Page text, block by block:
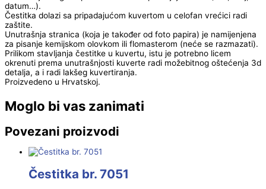
datum…).
Čestitka dolazi sa pripadajućom kuvertom u celofan vrećici radi
zaštite.
Unutrašnja stranica (koja je također od foto papira) je namijenjena
za pisanje kemijskom olovkom ili flomasterom (neće se razmazati).
Prilikom stavljanja čestitke u kuvertu, istu je potrebno licem
okrenuti prema unutrašnjosti kuverte radi možebitnog oštećenja 3d
detalja, a i radi lakšeg kuvertiranja.
Proizvedeno u Hrvatskoj.
Moglo bi vas zanimati
Povezani proizvodi
Čestitka br. 7051